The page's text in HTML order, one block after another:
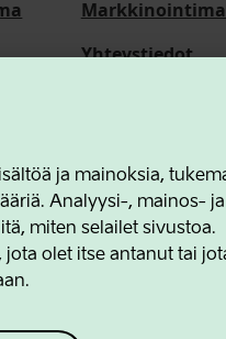
ja mainoksia,
Analyysi-, mainos- ja
miten selailet sivustoa.
olet itse antanut tai
Yhteystiedot
and Innovation Agency